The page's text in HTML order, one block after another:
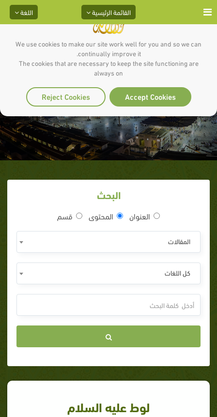
We use cookies to make our site work well for you and so we can
continually improve it.
The cookies that are necessary to keep the site functioning are
always on
Accept Cookies
Reject Cookies
اللغة القائمة الرئيسية
لوط عليه السلام
البحث
العنوان المحتوى قسم
المقالات
كل اللغات
لوط عليه السلام